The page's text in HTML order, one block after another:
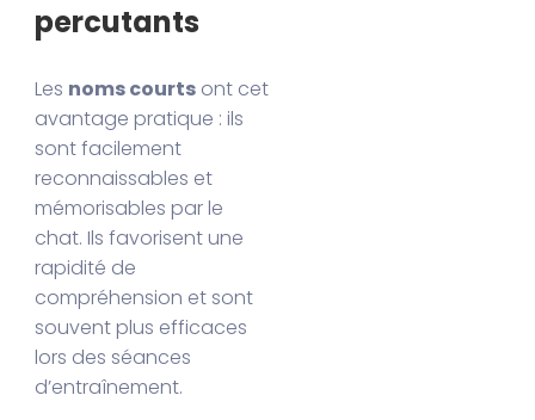
percutants
Les noms courts ont cet
avantage pratique : ils
sont facilement
reconnaissables et
mémorisables par le
chat. Ils favorisent une
rapidité de
compréhension et sont
souvent plus efficaces
lors des séances
d’entraînement.